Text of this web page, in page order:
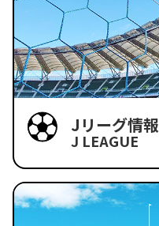
Jリーグ情報
J LEAGUE